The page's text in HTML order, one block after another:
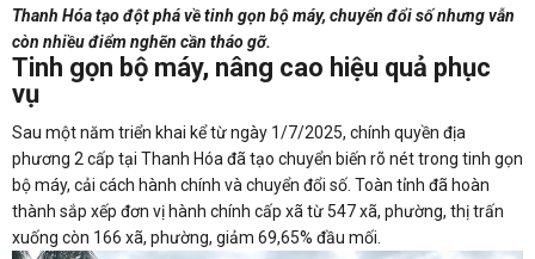
Thanh Hóa tạo đột phá về tinh gọn bộ máy, chuyển đổi số nhưng vẫn
còn nhiều điểm nghẽn cần tháo gỡ.
Tinh gọn bộ máy, nâng cao hiệu quả phục
vụ
Sau một năm triển khai kể từ ngày 1/7/2025, chính quyền địa
phương 2 cấp tại Thanh Hóa đã tạo chuyển biến rõ nét trong tinh gọn
bộ máy, cải cách hành chính và chuyển đổi số. Toàn tỉnh đã hoàn
thành sắp xếp đơn vị hành chính cấp xã từ 547 xã, phường, thị trấn
xuống còn 166 xã, phường, giảm 69,65% đầu mối.